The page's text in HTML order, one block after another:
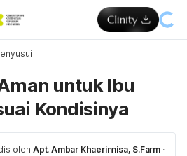
untuk Ibu
Kondisinya
oleh Apt. Ambar Khaerinnisa, S.Farm ·